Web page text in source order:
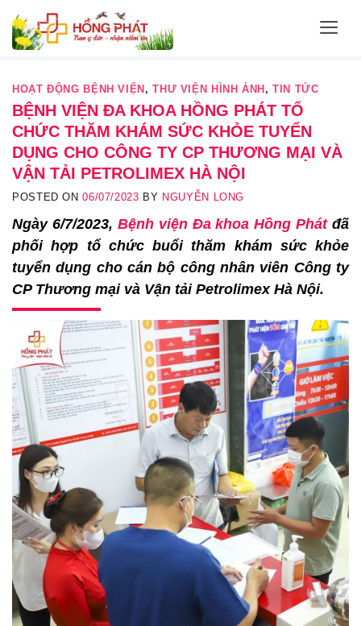
Skip
HOẠT ĐỘNG BỆNH VIỆN ,THƯ VIỆN HÌNH ẢNH ,TIN TỨC
BỆNH VIỆN ĐA KHOA HỒNG PHÁT TỔ
CHỨC THĂM KHÁM SỨC KHỎE TUYỂN
DỤNG CHO CÔNG TY CP THƯƠNG MẠI VÀ
VẬN TẢI PETROLIMEX HÀ NỘI
POSTED ON06/07/2023 BY NGUYỄN LONG
Ngày 6/7/2023, Bệnh viện Đa khoa Hồng Phátđã
phối hợp tổ chức buổi thăm khám sức khỏe
tuyển dụng cho cán bộ công nhân viên Công ty
CP Thương mại và Vận tải Petrolimex Hà Nội.